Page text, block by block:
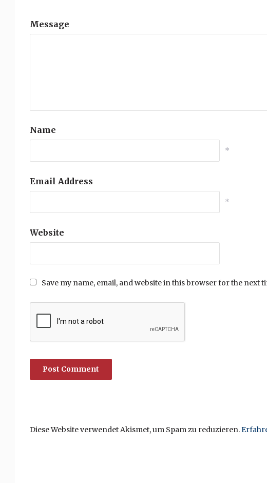
Message
Name
*
Email Address
*
Website
Save my name, email, and website in this browser for the next
Diese Website verwendet Akismet, um Spam zu reduzieren.